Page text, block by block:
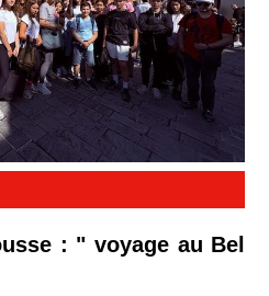
: " voyage au Bel